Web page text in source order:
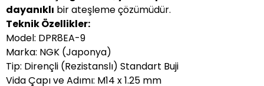
dayanıklı bir ateşleme çözümüdür.
Teknik Özellikler:
Model: DPR8EA-9
Marka: NGK (Japonya)
Tip: Dirençli (Rezistanslı) Standart Buji
Vida Çapı ve Adımı: M14 x 1.25 mm